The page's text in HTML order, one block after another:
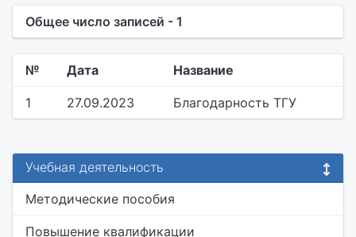
Общее число записей - 1
№ Дата Название
1 27.09.2023 Благодарность ТГУ
Учебная деятельность
Методические пособия
Повышение квалификации